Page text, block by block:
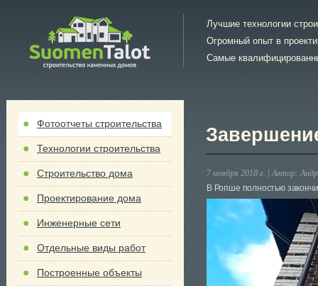
Лучшие технологии
Огромный опыт в
Самые
Фотоотчеты строительства
Технологии строительства
Строительство дома
Проектирование дома
Инженерные сети
Отдельные виды работ
Построенные объекты
7 ноября 2018 г. | Автор:
В Ропше полностью